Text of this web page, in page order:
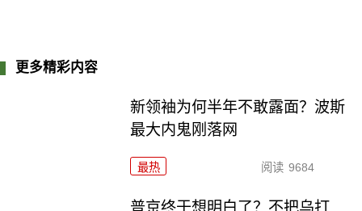
更多精彩内容
新领袖为何半年不敢露面？波斯
最大内鬼刚落网
最热 阅读 9684
普京终于想明白了？不把乌打